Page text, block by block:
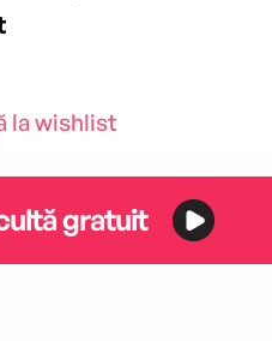
la wishlist
gratuit